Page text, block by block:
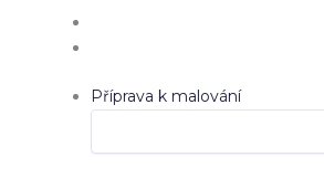
Příprava k malování